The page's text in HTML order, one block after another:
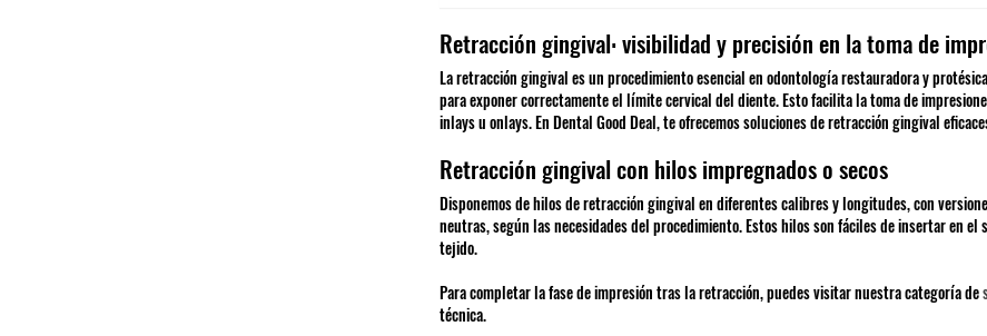
Retracción gingival: visibilidad y precisión en la toma de
La retracción gingival es un procedimiento esencial en odontología restauradora y
para exponer correctamente el límite cervical del diente. Esto facilita la toma de
inlays u onlays. En Dental Good Deal, te ofrecemos soluciones de retracción gingival
Retracción gingival con hilos impregnados o secos
Disponemos de hilos de retracción gingival en diferentes calibres y longitudes, con
neutras, según las necesidades del procedimiento. Estos hilos son fáciles de insertar en
tejido.
Para completar la fase de impresión tras la retracción, puedes visitar nuestra categoría de
técnica.